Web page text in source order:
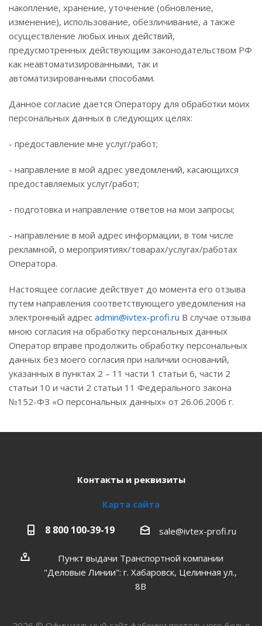
накопление, хранение, уточнение (обновление,
изменение), использование, обезличивание, а также
осуществление любых иных действий,
предусмотренных действующим законодательством РФ
как неавтоматизированными, так и
автоматизированными способами.
Данное согласие дается Оператору для обработки моих
персональных данных в следующих целях:
- предоставление мне услуг/работ;
- направление в мой адрес уведомлений, касающихся
предоставляемых услуг/работ;
- подготовка и направление ответов на мои запросы;
- направление в мой адрес информации, в том числе
рекламной, о мероприятиях/товарах/услугах/работах
Оператора.
Настоящее согласие действует до момента его отзыва
путем направления соответствующего уведомления на
электронный адрес admin@ivtex-profi.ru В случае отзыва
мною согласия на обработку персональных данных
Оператор вправе продолжить обработку персональных
данных без моего согласия при наличии оснований,
указанных в пунктах 2 – 11 части 1 статьи 6, части 2
статьи 10 и части 2 статьи 11 Федерального закона
№152-ФЗ «О персональных данных» от 26.06.2006 г.
Контакты и реквизиты
Карта сайта
8 800 100-39-19 sale@ivtex-profi.ru
Пункт выдачи Транспортной компании
"Деловые Линии": г. Хабаровск, Целинная ул.,
8В